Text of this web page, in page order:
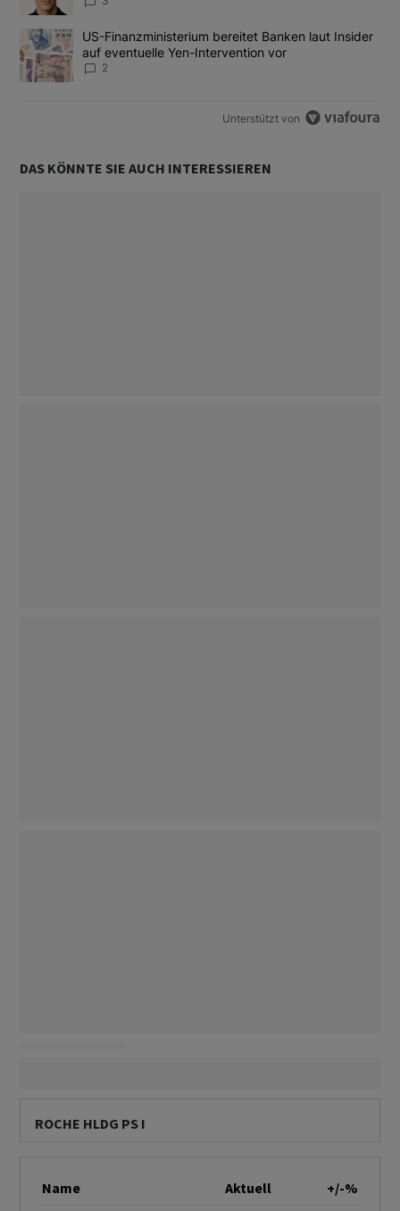
Ein Trendartikel mit dem Titel "US-Finanzministerium bereitet
US-Finanzministerium bereitet Banken laut Insider
auf eventuelle Yen-Intervention vor
2
Unterstützt von
DAS KÖNNTE SIE AUCH INTERESSIEREN
ROCHE HLDG PS I
Name Aktuell
+/-%